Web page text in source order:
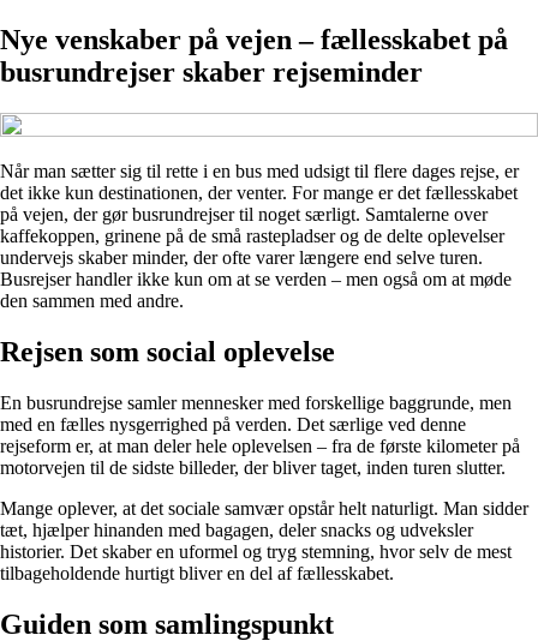
Nye venskaber på vejen – fællesskabet på
busrundrejser skaber rejseminder
Når man sætter sig til rette i en bus med udsigt til flere dages rejse, er
det ikke kun destinationen, der venter. For mange er det fællesskabet
på vejen, der gør busrundrejser til noget særligt. Samtalerne over
kaffekoppen, grinene på de små rastepladser og de delte oplevelser
undervejs skaber minder, der ofte varer længere end selve turen.
Busrejser handler ikke kun om at se verden – men også om at møde
den sammen med andre.
Rejsen som social oplevelse
En busrundrejse samler mennesker med forskellige baggrunde, men
med en fælles nysgerrighed på verden. Det særlige ved denne
rejseform er, at man deler hele oplevelsen – fra de første kilometer på
motorvejen til de sidste billeder, der bliver taget, inden turen slutter.
Mange oplever, at det sociale samvær opstår helt naturligt. Man sidder
tæt, hjælper hinanden med bagagen, deler snacks og udveksler
historier. Det skaber en uformel og tryg stemning, hvor selv de mest
tilbageholdende hurtigt bliver en del af fællesskabet.
Guiden som samlingspunkt